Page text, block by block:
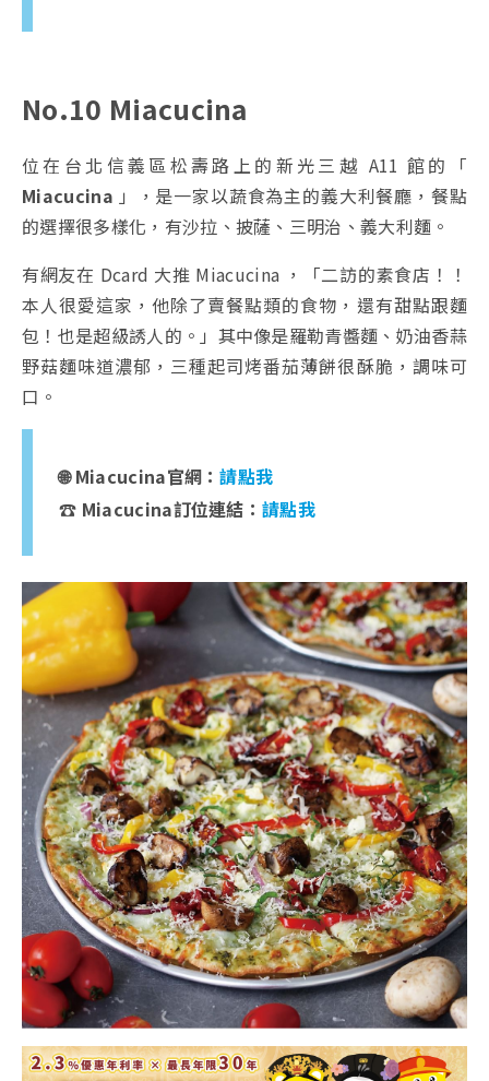
No.10 Miacucina
位在台北信義區松壽路上的新光三越 A11 館的「
Miacucina 」，是一家以蔬食為主的義大利餐廳，餐點
的選擇很多樣化，有沙拉、披薩、三明治、義大利麵。
有網友在 Dcard 大推 Miacucina ，「二訪的素食店！！
本人很愛這家，他除了賣餐點類的食物，還有甜點跟麵
包！也是超級誘人的。」其中像是羅勒青醬麵、奶油香蒜
野菇麵味道濃郁，三種起司烤番茄薄餅很酥脆，調味可
口。
🌐 Miacucina官網：請點我
☎️ Miacucina訂位連結：請點我